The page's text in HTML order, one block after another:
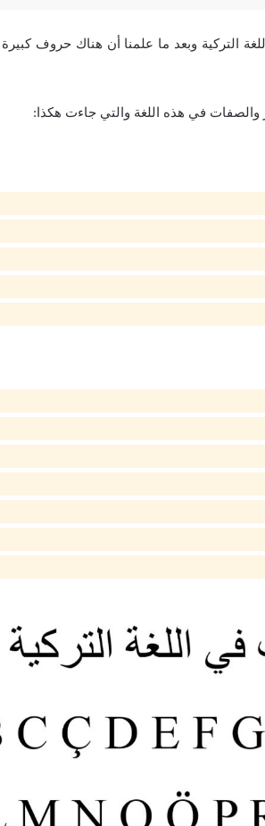
التركية وبعد ما علمنا أن هناك حروف
في هذه اللغة والتي جاءت هكذا: